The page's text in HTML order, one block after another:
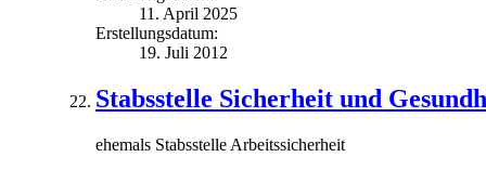
11. April 2025
Erstellungsdatum:
19. Juli 2012
Stabsstelle Sicherheit und
ehemals Stabsstelle Arbeitssicherheit